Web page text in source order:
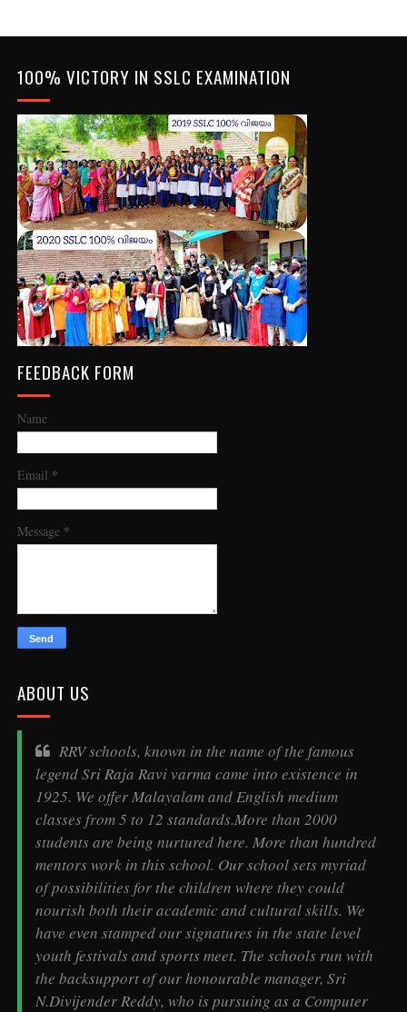
100% VICTORY IN SSLC EXAMINATION
FEEDBACK FORM
Name
Email *
Message *
ABOUT US
RRV schools, known in the name of the famous
legendSri Raja Ravi varma came into existence in
1925. We offer Malayalam and English medium
classes from 5 to 12 standards.More than 2000
students are being nurtured here. More than hundred
mentors work in this school. Our school sets myriad
of possibilities for the children where they could
nourish both their academic and cultural skills. We
have even stamped our signatures in the state level
youth festivals and sports meet. The schools run with
the backsupport of our honourable manager, Sri
N.Divijender Reddy, who is pursuing as a Computer